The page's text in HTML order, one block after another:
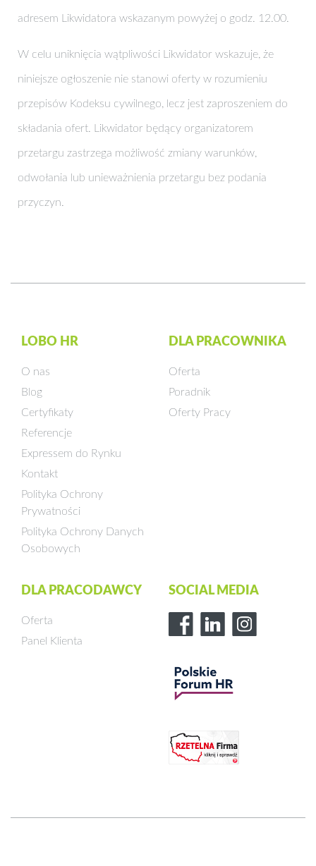
adresem Likwidatora wskazanym powyżej o godz. 12.00.
W celu uniknięcia wątpliwości Likwidator wskazuje, że
niniejsze ogłoszenie nie stanowi oferty w rozumieniu
przepisów Kodeksu cywilnego, lecz jest zaproszeniem do
składania ofert. Likwidator będący organizatorem
przetargu zastrzega możliwość zmiany warunków,
odwołania lub unieważnienia przetargu bez podania
przyczyn.
LOBO HR
O nas
Blog
Certyfikaty
Referencje
Expressem do Rynku
Kontakt
Polityka Ochrony
Prywatności
Polityka Ochrony Danych
Osobowych
DLA PRACOWNIKA
Oferta
Poradnik
Oferty Pracy
DLA PRACODAWCY
Oferta
Panel Klienta
SOCIAL MEDIA